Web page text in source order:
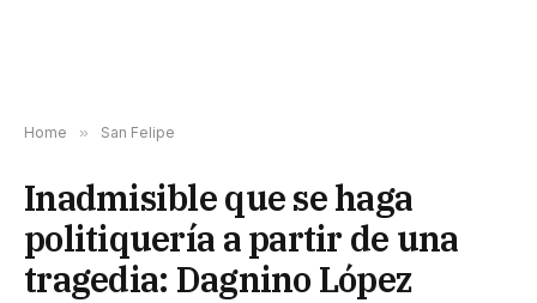
Home » San Felipe
Inadmisible que se haga
politiquería a partir de una
tragedia: Dagnino López